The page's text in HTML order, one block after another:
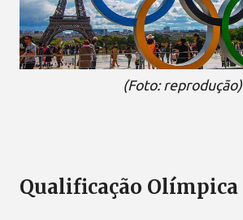
(Foto: reprodução)
Qualificação Olímpica